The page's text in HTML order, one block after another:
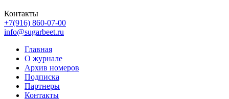
Контакты
+7(916) 860-07-00
info@sugarbeet.ru
Главная
О журнале
Архив номеров
Подписка
Партнеры
Контакты